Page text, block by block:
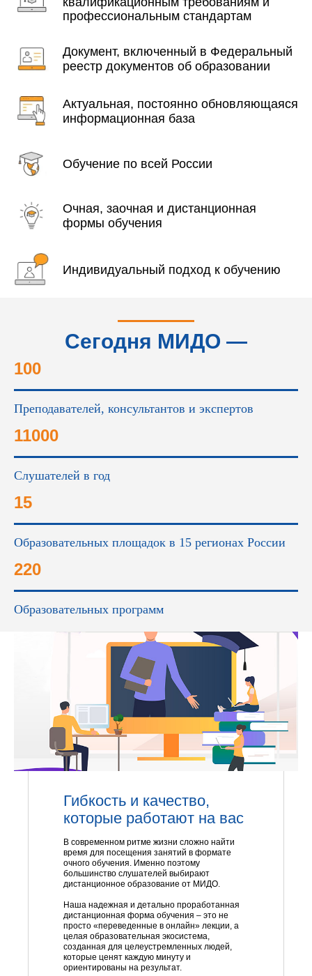
профессиональным стандартам
Документ, включенный в Федеральный
реестр документов об образовании
Актуальная, постоянно обновляющаяся
информационная база
Обучение по всей России
Очная, заочная и дистанционная
формы обучения
Индивидуальный подход к обучению
Сегодня МИДО —
100
Преподавателей, консультантов и экспертов
11000
Слушателей в год
15
Образовательных площадок в 15 регионах России
220
Образовательных программ
Гибкость и качество,
которые работают на вас
В современном ритме жизни сложно найти
время для посещения занятий в формате
очного обучения. Именно поэтому
большинство слушателей выбирают
дистанционное образование от МИДО.
Наша надежная и детально проработанная
дистанционная форма обучения – это не
просто «переведенные в онлайн» лекции, а
целая образовательная экосистема,
созданная для целеустремленных людей,
которые ценят каждую минуту и
ориентированы на результат.